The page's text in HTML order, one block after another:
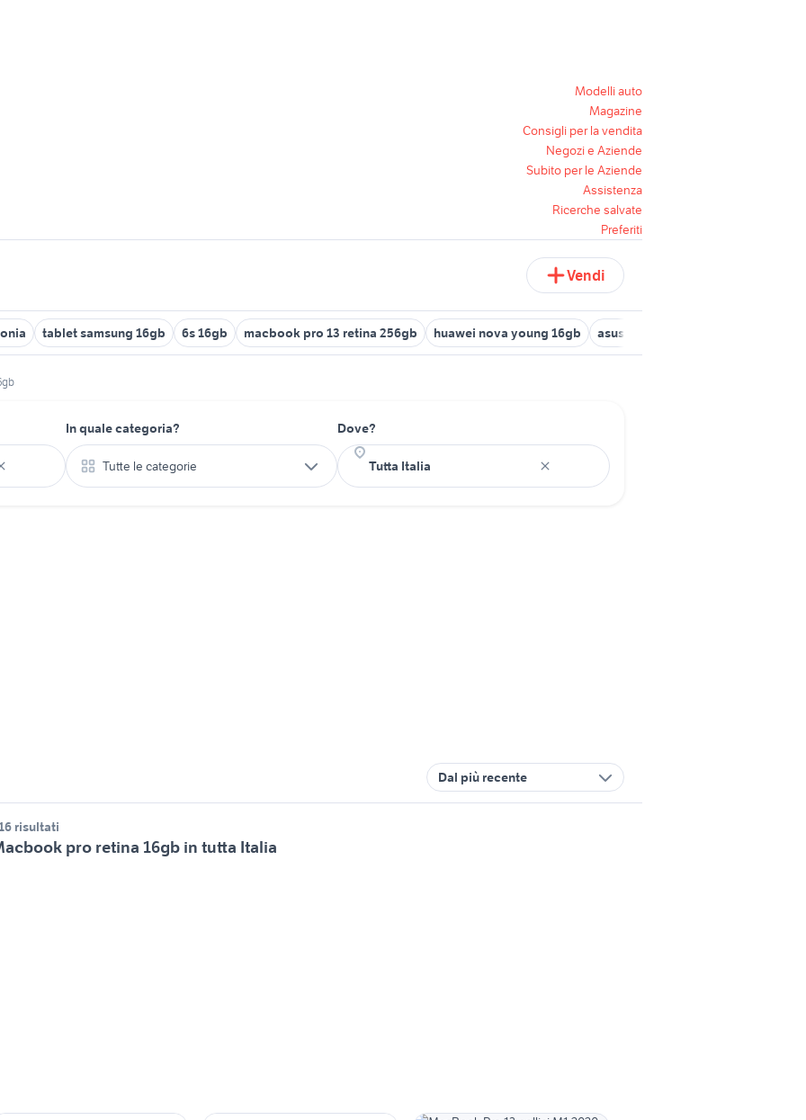
Modelli auto
Magazine
Consigli per la vendita
Negozi e Aziende
Subito per le Aziende
Assistenza
Ricerche salvate
Preferiti
Vendi
tablet samsung 16gb 6s 16gb macbook pro 13 retina 256gb huawei nova young 16gb asus zenfone 2 16gb
In quale categoria?
Tutte le categorie
Dove?
Dal più recente
risultati
pro retina 16gb in tutta Italia